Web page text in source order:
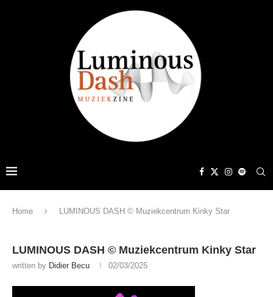
Home LUMINOUS DASH © Muziekcentrum Kinky Star
LUMINOUS DASH © Muziekcentrum Kinky Star
written by Didier Becu 02/03/2025